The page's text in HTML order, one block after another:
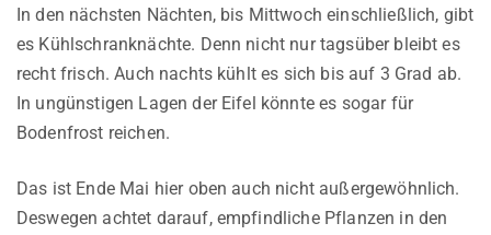
In den nächsten Nächten, bis Mittwoch einschließlich, gibt
es Kühlschranknächte. Denn nicht nur tagsüber bleibt es
recht frisch. Auch nachts kühlt es sich bis auf 3 Grad ab.
In ungünstigen Lagen der Eifel könnte es sogar für
Bodenfrost reichen.
Das ist Ende Mai hier oben auch nicht außergewöhnlich.
Deswegen achtet darauf, empfindliche Pflanzen in den